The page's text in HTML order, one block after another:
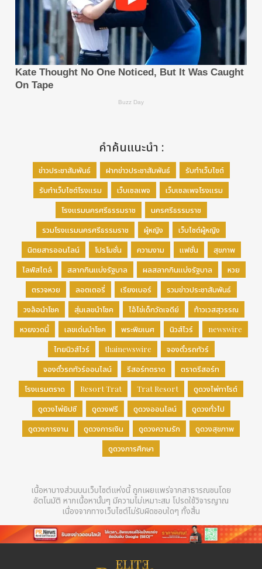
คำค้นแนะนำ :
ข่าวประชาสัมพันธ์ ฝากข่าวประชาสัมพันธ์
รับทำเว็บไซต์
รับทำเว็บไซต์โรงแรม
เว็บเซลเพจ
เว็บเซลเพจโรงแรม
โรงแรมนครศรีธรรมราช
นครศรีธรรมราช
รวมโรงแรมนครศรีธรรมราช
ผู้หญิง
เว็บไซต์ผู้หญิง
นิตยสารออนไลน์
โปรโมชั่น ความงาม แฟชั่น
สุขภาพ
ไลฟ์สไตล์
สลากกินแบ่งรัฐบาล ผลสลากกินแบ่งรัฐบาล
หวย
ตรวจหวย
ลอตเตอรี่ เรียงเบอร์
รวมข่าวประชาสัมพันธ์
วงล้อนำโชค
สุ่มเลขนำโชค ไอ้ไข่เด็กวัดเจดีย์
ท้าวเวสสุวรรณ
หวยงวดนี้
เลขเด่นนำโชค พระพิฆเนศ นิวส์ไวร์
newswire
ไทยนิวส์ไวร์
thainewswire
จองตั๋วรถทัวร์
จองตั๋วรถทัวร์ออนไลน์
รีสอร์ทตราด
ตราดรีสอร์ท
โรงแรมตราด
Resort Trat Trat Resort
ดูดวงไพ่ทาโรต์
ดูดวงไพ่ยิปซี
ดูดวงฟรี ดูดวงออนไลน์
ดูดวงทั่วไป
ดูดวงการงาน
ดูดวงการเงิน ดูดวงความรัก
ดูดวงสุขภาพ
ดูดวงการศึกษา
เนื้อหาบางส่วนบนเว็บไซต์แห่งนี้ ถูกเผยแพร่จากสาธารณชนโดย
อัตโนมัติ หากเนื้อหานั้นๆ มีความไม่เหมาะสม โปรดใช้วิจารญาณ
เนื่องจากทางเว็บไซต์ไม่รับผิดชอบใดๆ ทั้งสิ้น